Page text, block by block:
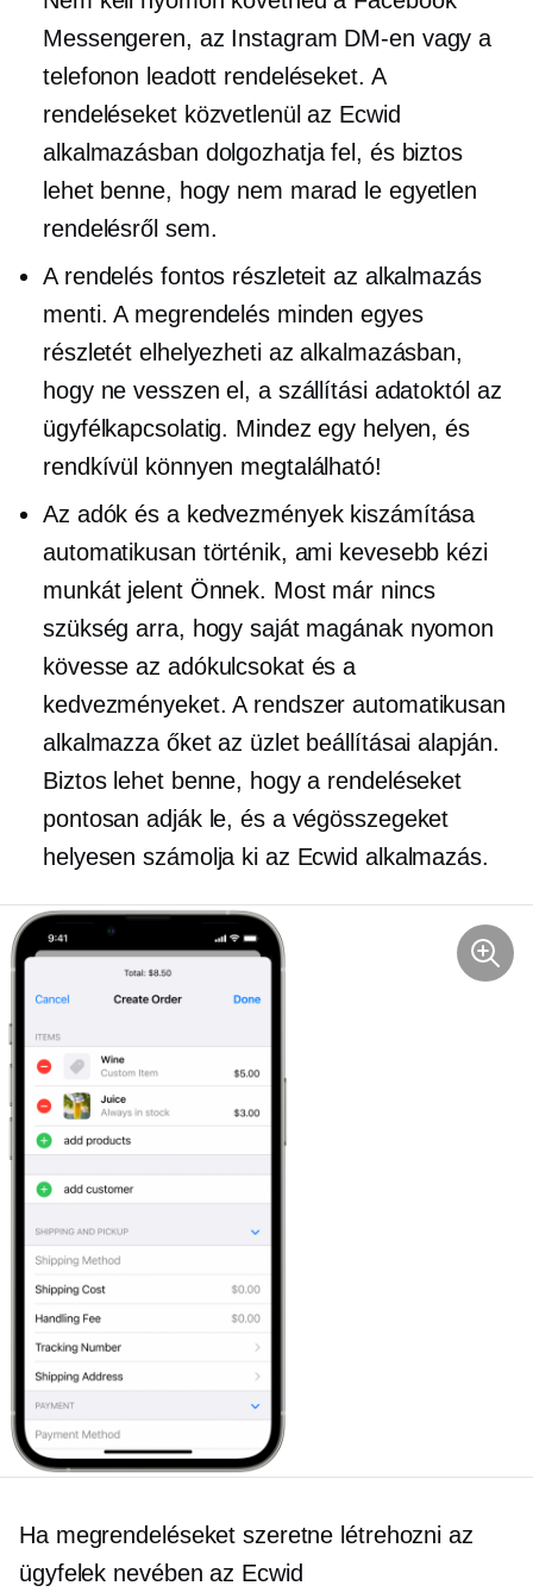
Messengeren, az Instagram DM-en vagy a
telefonon leadott rendeléseket. A
rendeléseket közvetlenül az Ecwid
alkalmazásban dolgozhatja fel, és biztos
lehet benne, hogy nem marad le egyetlen
rendelésről sem.
A rendelés fontos részleteit az alkalmazás
menti. A megrendelés minden egyes
részletét elhelyezheti az alkalmazásban,
hogy ne vesszen el, a szállítási adatoktól az
ügyfélkapcsolatig. Mindez egy helyen, és
rendkívül könnyen megtalálható!
Az adók és a kedvezmények kiszámítása
automatikusan történik, ami kevesebb kézi
munkát jelent Önnek. Most már nincs
szükség arra, hogy saját magának nyomon
kövesse az adókulcsokat és a
kedvezményeket. A rendszer automatikusan
alkalmazza őket az üzlet beállításai alapján.
Biztos lehet benne, hogy a rendeléseket
pontosan adják le, és a végösszegeket
helyesen számolja ki az Ecwid alkalmazás.
Ha megrendeléseket szeretne létrehozni az
ügyfelek nevében az Ecwid